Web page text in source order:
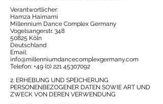
Verantwortlicher:
Hamza Haimami
Millennium Dance Complex Germany
Vogelsangerstr. 348
50825 Köln
Deutschland
Email:
info@millenniumdancecomplexgermany.com
Telefon: +49 (0) 221 45307092
2. ERHEBUNG UND SPEICHERUNG
PERSONENBEZOGENER DATEN SOWIE ART UND
ZWECK VON DEREN VERWENDUNG